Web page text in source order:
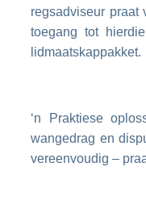
regsadviseur praat
toegang tot
lidmaatskappakket.
‘n Praktiese
wangedrag en
vereenvoudig –